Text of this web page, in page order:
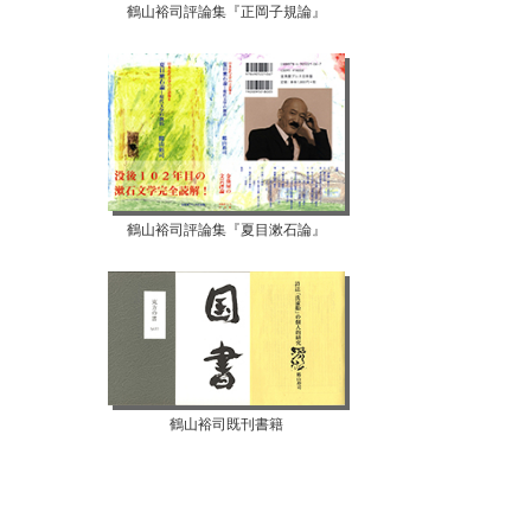
鶴山裕司評論集『正岡子規論』
鶴山裕司評論集『夏目漱石論』
鶴山裕司既刊書籍